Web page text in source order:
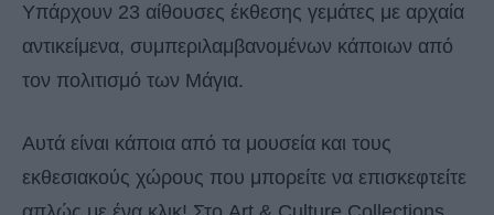
Υπάρχουν 23 αίθουσες έκθεσης γεμάτες με αρχαία
αντικείμενα, συμπεριλαμβανομένων κάποιων από
τον πολιτισμό των Μάγια.
Αυτά είναι κάποια από τα μουσεία και τους
εκθεσιακούς χώρους που μπορείτε να επισκεφτείτε